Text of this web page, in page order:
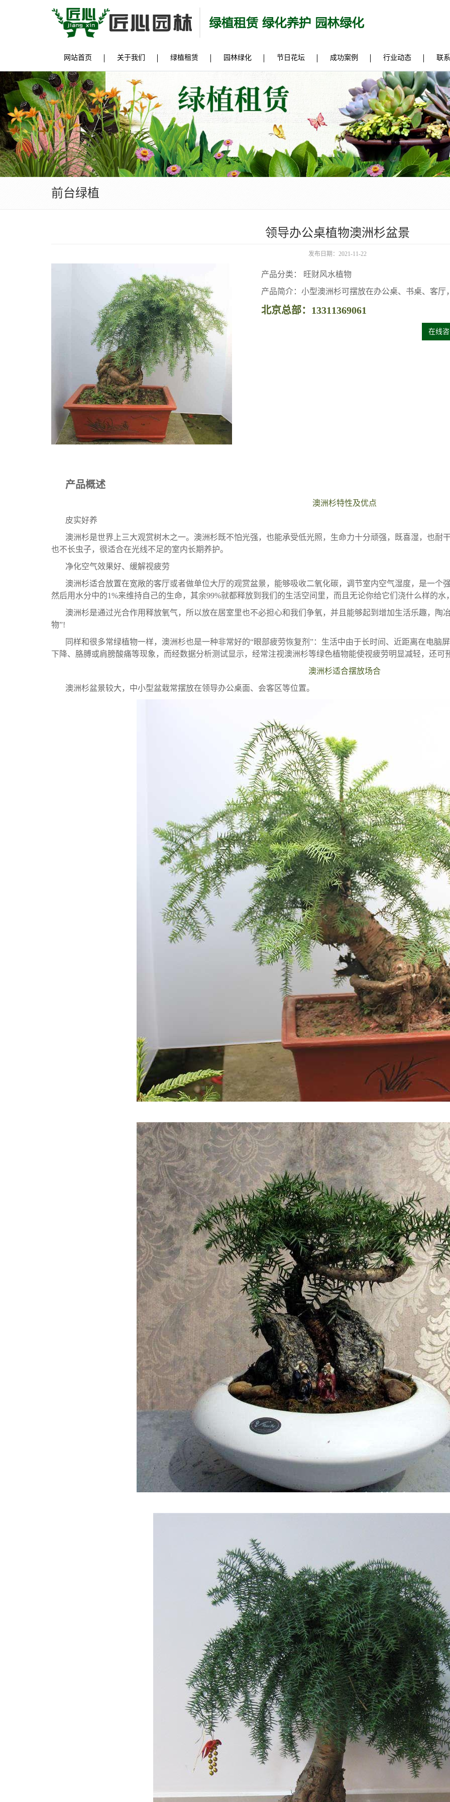
网站首页 关于我们 绿植租赁 园林绿化 节日花坛 成功案例 行业动态 联
前台绿植
领导办公桌植物澳洲杉盆景
发布日期：2021-11-22
产品分类： 旺财风水植物
产品简介：小型澳洲杉可摆放在办公桌、书桌、客
北京总部：13311369061
在线
产品概述
澳洲杉特性及优点
皮实好养
澳洲杉是世界上三大观赏树木之一。澳洲杉既不怕光强，也能承受低光照，生命力十分顽强，既喜湿，也耐
也不长虫子，很适合在光线不足的室内长期养护。
净化空气效果好、缓解视疲劳
澳洲杉适合放置在宽敞的客厅或者做单位大厅的观赏盆景，能够吸收二氧化碳，调节室内空气湿度，是一个
然后用水分中的1%来维持自己的生命，其余99%就都释放到我们的生活空间里，而且无论你给它们浇什么样的
澳洲杉是通过光合作用释放氧气，所以放在居室里也不必担心和我们争氧，并且能够起到增加生活乐趣，陶
物”!
同样和很多常绿植物一样，澳洲杉也是一种非常好的“眼部疲劳恢复剂”：生活中由于长时间、近距离在电脑
下降、胳膊或肩膀酸痛等现象，而经数据分析测试显示，经常注视澳洲杉等绿色植物能使视疲劳明显减轻，还可
澳洲杉适合摆放场合
澳洲杉盆景较大，中小型盆栽常摆放在领导办公桌面、会客区等位置。